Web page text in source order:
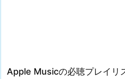
Apple Musicの必聴プレイリ